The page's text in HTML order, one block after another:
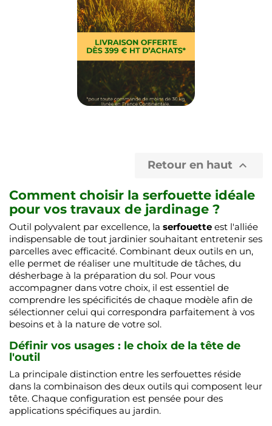
Retour en haut 
Comment choisir la serfouette idéale
pour vos travaux de jardinage ?
Outil polyvalent par excellence, la serfouette est l'alliée
indispensable de tout jardinier souhaitant entretenir ses
parcelles avec efficacité. Combinant deux outils en un,
elle permet de réaliser une multitude de tâches, du
désherbage à la préparation du sol. Pour vous
accompagner dans votre choix, il est essentiel de
comprendre les spécificités de chaque modèle afin de
sélectionner celui qui correspondra parfaitement à vos
besoins et à la nature de votre sol.
Définir vos usages : le choix de la tête de
l'outil
La principale distinction entre les serfouettes réside
dans la combinaison des deux outils qui composent leur
tête. Chaque configuration est pensée pour des
applications spécifiques au jardin.